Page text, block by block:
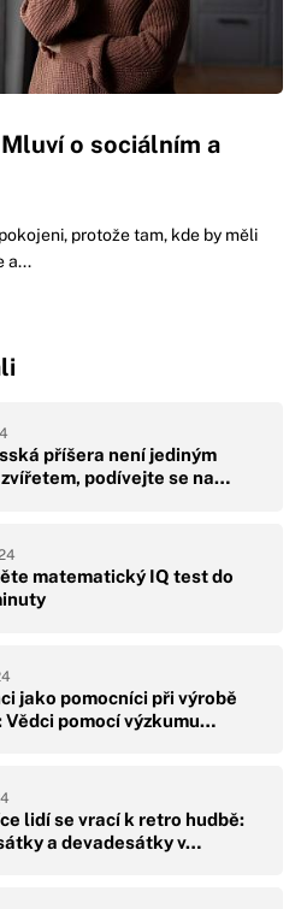
o sociálním a
protože tam, kde by měli
a...
příšera není jediným
podívejte se na…
matematický IQ test do
jako pomocníci při výrobě
Vědci pomocí výzkumu…
lidí se vrací k retro hudbě:
a devadesátky v…